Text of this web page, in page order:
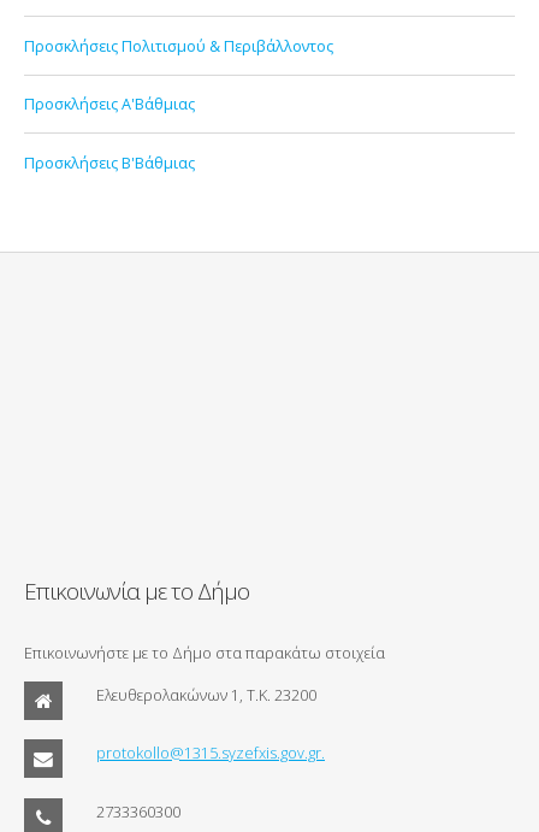
Προσκλήσεις Πολιτισμού & Περιβάλλοντος
Προσκλήσεις Α'Βάθμιας
Προσκλήσεις Β'Βάθμιας
Επικοινωνία με το Δήμο
Επικοινωνήστε με το Δήμο στα παρακάτω στοιχεία
Ελευθερολακώνων 1, Τ.Κ. 23200
protokollo@1315.syzefxis.gov.gr.
2733360300